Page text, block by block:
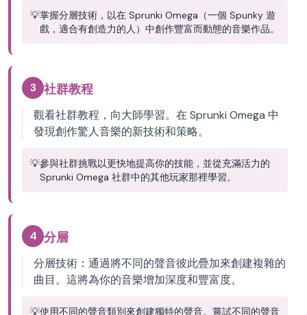
💡掌握分層技術，以在 Sprunki Omega（一個 Spunky 遊
戲，適合有創造力的人）中創作豐富而動態的音樂作品。
3 社群教程
觀看社群教程，向大師學習。在 Sprunki Omega 中
發現創作驚人音樂的新技術和策略。
💡參與社群挑戰以更快地提高你的技能，並從充滿活力的
Sprunki Omega 社群中的其他玩家那裡學習。
4 分層
分層技術：通過將不同的聲音彼此疊加來創建複雜的
曲目。這將為你的音樂增加深度和豐富度。
💡使用不同的聲音類別來創建獨特的聲音。嘗試不同的聲音